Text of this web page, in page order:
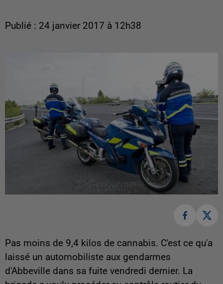
Publié : 24 janvier 2017 à 12h38
Pas moins de 9,4 kilos de cannabis. C'est ce qu'a
laissé un automobiliste aux gendarmes
d'Abbeville dans sa fuite vendredi dernier. La